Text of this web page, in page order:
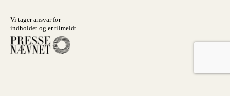
Vi tager ansvar for
indholdet og er tilmeldt